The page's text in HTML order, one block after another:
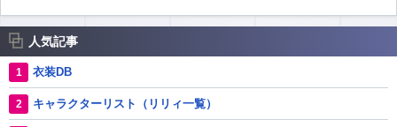
人気記事
衣装DB
キャラクターリスト（リリィ一覧）